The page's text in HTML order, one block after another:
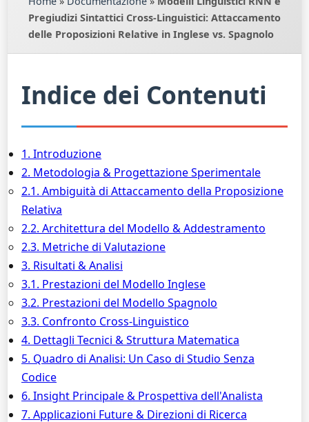
Pregiudizi Sintattici Cross-Linguistici: Attaccamento
delle Proposizioni Relative in Inglese vs. Spagnolo
Indice dei Contenuti
1. Introduzione
2. Metodologia & Progettazione Sperimentale
2.1. Ambiguità di Attaccamento della Proposizione
Relativa
2.2. Architettura del Modello & Addestramento
2.3. Metriche di Valutazione
3. Risultati & Analisi
3.1. Prestazioni del Modello Inglese
3.2. Prestazioni del Modello Spagnolo
3.3. Confronto Cross-Linguistico
4. Dettagli Tecnici & Struttura Matematica
5. Quadro di Analisi: Un Caso di Studio Senza
Codice
6. Insight Principale & Prospettiva dell'Analista
7. Applicazioni Future & Direzioni di Ricerca